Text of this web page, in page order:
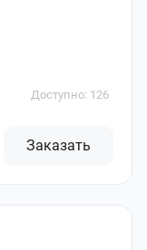
Доступно: 126
Заказать